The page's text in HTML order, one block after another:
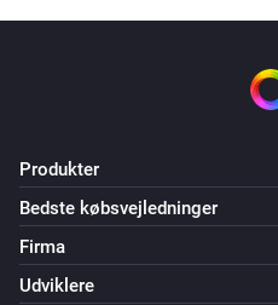
Produkter
Bedste købsvejledninger
Firma
Udviklere